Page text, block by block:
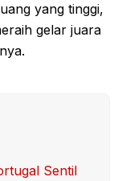
yang tinggi,
gelar juara
Sentil